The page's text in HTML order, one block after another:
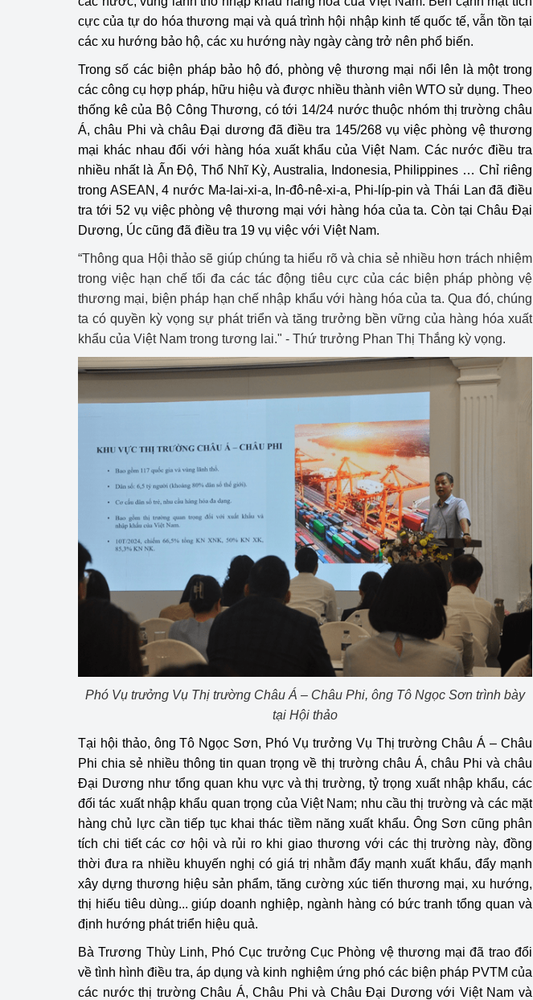
cực của tự do hóa thương mại và quá trình hội nhập kinh tế quốc tế, vẫn tồn tại
các xu hướng bảo hộ, các xu hướng này ngày càng trở nên phổ biến.
Trong số các biện pháp bảo hộ đó, phòng vệ thương mại nổi lên là một trong
các công cụ hợp pháp, hữu hiệu và được nhiều thành viên WTO sử dụng. Theo
thống kê của Bộ Công Thương, có tới 14/24 nước thuộc nhóm thị trường châu
Á, châu Phi và châu Đại dương đã điều tra 145/268 vụ việc phòng vệ thương
mại khác nhau đối với hàng hóa xuất khẩu của Việt Nam. Các nước điều tra
nhiều nhất là Ấn Độ, Thổ Nhĩ Kỳ, Australia, Indonesia, Philippines … Chỉ riêng
trong ASEAN, 4 nước Ma-lai-xi-a, In-đô-nê-xi-a, Phi-líp-pin và Thái Lan đã điều
tra tới 52 vụ việc phòng vệ thương mại với hàng hóa của ta. Còn tại Châu Đại
Dương, Úc cũng đã điều tra 19 vụ việc với Việt Nam.
“Thông qua Hội thảo sẽ giúp chúng ta hiểu rõ và chia sẻ nhiều hơn trách nhiệm
trong việc hạn chế tối đa các tác động tiêu cực của các biện pháp phòng vệ
thương mại, biện pháp hạn chế nhập khẩu với hàng hóa của ta. Qua đó, chúng
ta có quyền kỳ vọng sự phát triển và tăng trưởng bền vững của hàng hóa xuất
khẩu của Việt Nam trong tương lai." - Thứ trưởng Phan Thị Thắng kỳ vọng.
Phó Vụ trưởng Vụ Thị trường Châu Á – Châu Phi, ông Tô Ngọc Sơn trình bày
tại Hội thảo
Tại hội thảo, ông Tô Ngọc Sơn, Phó Vụ trưởng Vụ Thị trường Châu Á – Châu
Phi chia sẻ nhiều thông tin quan trọng về thị trường châu Á, châu Phi và châu
Đại Dương như tổng quan khu vực và thị trường, tỷ trọng xuất nhập khẩu, các
đối tác xuất nhập khẩu quan trọng của Việt Nam; nhu cầu thị trường và các mặt
hàng chủ lực cần tiếp tục khai thác tiềm năng xuất khẩu. Ông Sơn cũng phân
tích chi tiết các cơ hội và rủi ro khi giao thương với các thị trường này, đồng
thời đưa ra nhiều khuyến nghị có giá trị nhằm đẩy mạnh xuất khẩu, đẩy mạnh
xây dựng thương hiệu sản phẩm, tăng cường xúc tiến thương mại, xu hướng,
thị hiếu tiêu dùng... giúp doanh nghiệp, ngành hàng có bức tranh tổng quan và
định hướng phát triển hiệu quả.
Bà Trương Thùy Linh, Phó Cục trưởng Cục Phòng vệ thương mại đã trao đổi
về tình hình điều tra, áp dụng và kinh nghiệm ứng phó các biện pháp PVTM của
các nước thị trường Châu Á, Châu Phi và Châu Đại Dương với Việt Nam và